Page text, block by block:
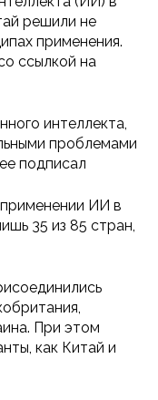
решили не
применения.
ссылкой на
интеллекта,
проблемами
подписал
ИИ в
35 из 85 стран,
При этом
как Китай и